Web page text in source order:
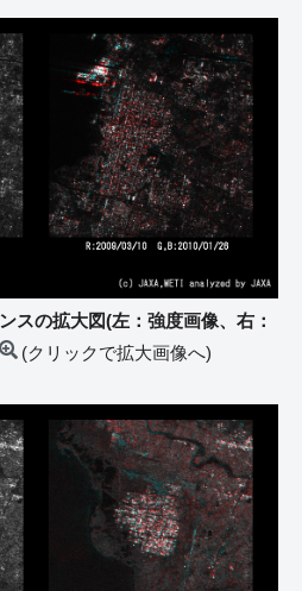
スの拡大図(左：強度画像、右：
(クリックで拡大画像へ)